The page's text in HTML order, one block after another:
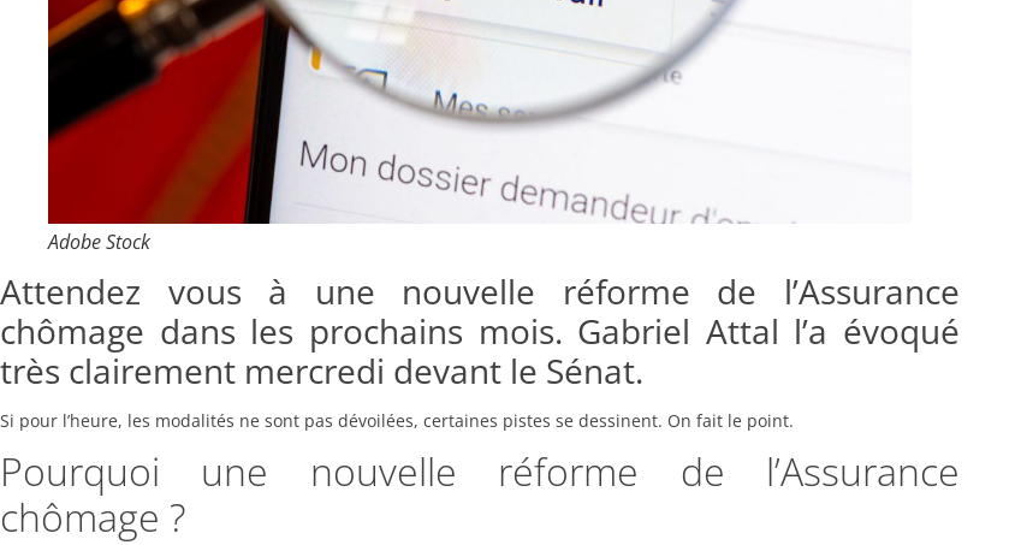
Adobe Stock
Attendez vous à une nouvelle réforme de l’Assurance
chômage dans les prochains mois. Gabriel Attal l’a évoqué
très clairement mercredi devant le Sénat.
Si pour l’heure, les modalités ne sont pas dévoilées, certaines pistes se dessinent. On fait le point.
Pourquoi une nouvelle réforme de l’Assurance
chômage ?